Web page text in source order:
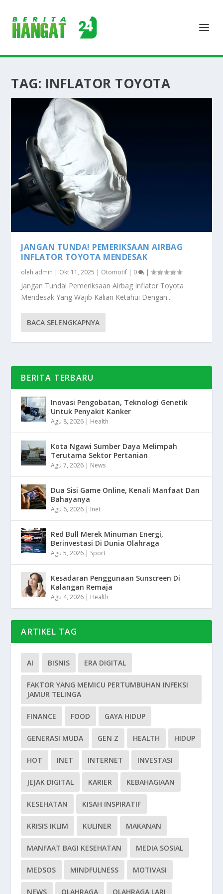
TAG: INFLATOR TOYOTA
JANGAN TUNDA! PEMERIKSAAN AIRBAG
INFLATOR TOYOTA MENDESAK
oleh admin | Okt 11, 2025 | Otomotif | 0 |
Jangan Tunda! Pemeriksaan Airbag Inflator Toyota
Mendesak Yang Wajib Kalian Ketahui Dengan...
BACA SELENGKAPNYA
BERITA TERBARU
Inovasi Pengobatan, Teknologi Genetik
Untuk Penyakit Kanker
Agu 8, 2026 | Health
Kota Ngawi Sumber Daya Melimpah
Terutama Sektor Pertanian
Agu 7, 2026 | News
Dua Sisi Game Online, Kenali Manfaat Dan
Bahayanya
Agu 6, 2026 | Inet
Red Bull Merek Minuman Energi,
Berinvestasi Di Dunia Olahraga
Agu 5, 2026 | Sport
Kesadaran Penggunaan Sunscreen Di
Kalangan Remaja
Agu 4, 2026 | Health
ARTIKEL TAG
AI BISNIS ERA DIGITAL
FAKTOR YANG MEMICU PERTUMBUHAN INFEKSI
JAMUR TELINGA
FINANCE FOOD GAYA HIDUP
GENERASI MUDA GEN Z HEALTH HIDUP
HOT INET INTERNET INVESTASI
JEJAK DIGITAL KARIER KEBAHAGIAAN
KESEHATAN KISAH INSPIRATIF
KRISIS IKLIM KULINER MAKANAN
MANFAAT BAGI KESEHATAN MEDIA SOSIAL
MEDSOS MINDFULNESS MOTIVASI
NEWS OLAHRAGA OLAHRAGA LARI